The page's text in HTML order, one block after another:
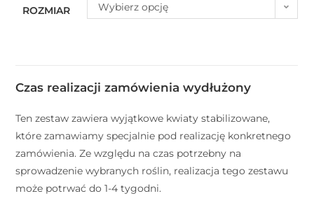
ROZMIAR Wybierz opcję
Czas realizacji zamówienia wydłużony
Ten zestaw zawiera wyjątkowe kwiaty stabilizowane,
które zamawiamy specjalnie pod realizację konkretnego
zamówienia. Ze względu na czas potrzebny na
sprowadzenie wybranych roślin, realizacja tego zestawu
może potrwać do 1-4 tygodni.